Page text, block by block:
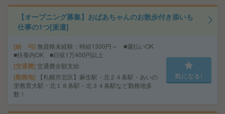
【オープニング募集】おばあちゃんのお散歩付き添いも
仕事の1つ[派遣]
給 与 無資格未経験：時給1300円～ ■週払いOK
■扶養内OK ■日収1万400円以上
交通費 交通費全額支給
勤務地
【札幌市北区】麻生駅・北２４条駅・あいの
里教育大駅・北１８条駅・北３４条駅など勤務地多
数！
気になる!